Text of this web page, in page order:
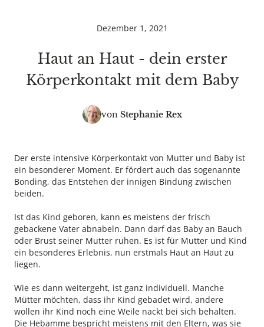
Dezember 1, 2021
Haut an Haut - dein erster
Körperkontakt mit dem Baby
von Stephanie Rex
Der erste intensive Körperkontakt von Mutter und Baby ist
ein besonderer Moment. Er fördert auch das sogenannte
Bonding, das Entstehen der innigen Bindung zwischen
beiden.
Ist das Kind geboren, kann es meistens der frisch
gebackene Vater abnabeln. Dann darf das Baby an Bauch
oder Brust seiner Mutter ruhen. Es ist für Mutter und Kind
ein besonderes Erlebnis, nun erstmals Haut an Haut zu
liegen.
Wie es dann weitergeht, ist ganz individuell. Manche
Mütter möchten, dass ihr Kind gebadet wird, andere
wollen ihr Kind noch eine Weile nackt bei sich behalten.
Die Hebamme bespricht meistens mit den Eltern, was sie